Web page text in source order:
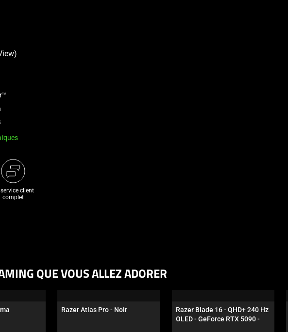
client
complet
QUE VOUS ALLEZ ADORER
Razer Atlas Pro - Noir
Razer Blade 16 - QHD+ 240 Hz
OLED - GeForce RTX 5090 -